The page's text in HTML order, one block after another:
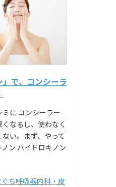
」で、コンシーラ
に コンシーラー
なるし、使わなく
い。まず、やって
ン ハイドロキノン
ち呼吸器内科・皮